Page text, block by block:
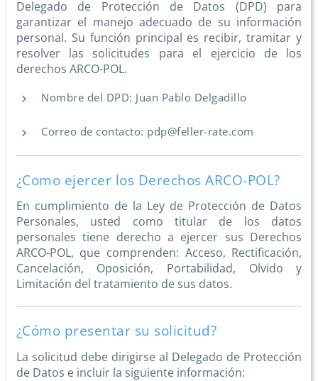
Delegado de Protección de Datos (DPD) para
garantizar el manejo adecuado de su información
personal. Su función principal es recibir, tramitar y
resolver las solicitudes para el ejercicio de los
derechos ARCO-POL.
Nombre del DPD: Juan Pablo Delgadillo
Correo de contacto: pdp@feller-rate.com
¿Como ejercer los Derechos ARCO-POL?
En cumplimiento de la Ley de Protección de Datos
Personales, usted como titular de los datos
personales tiene derecho a ejercer sus Derechos
ARCO-POL, que comprenden: Acceso, Rectificación,
Cancelación, Oposición, Portabilidad, Olvido y
Limitación del tratamiento de sus datos.
¿Cómo presentar su solicitud?
La solicitud debe dirigirse al Delegado de Protección
de Datos e incluir la siguiente información: